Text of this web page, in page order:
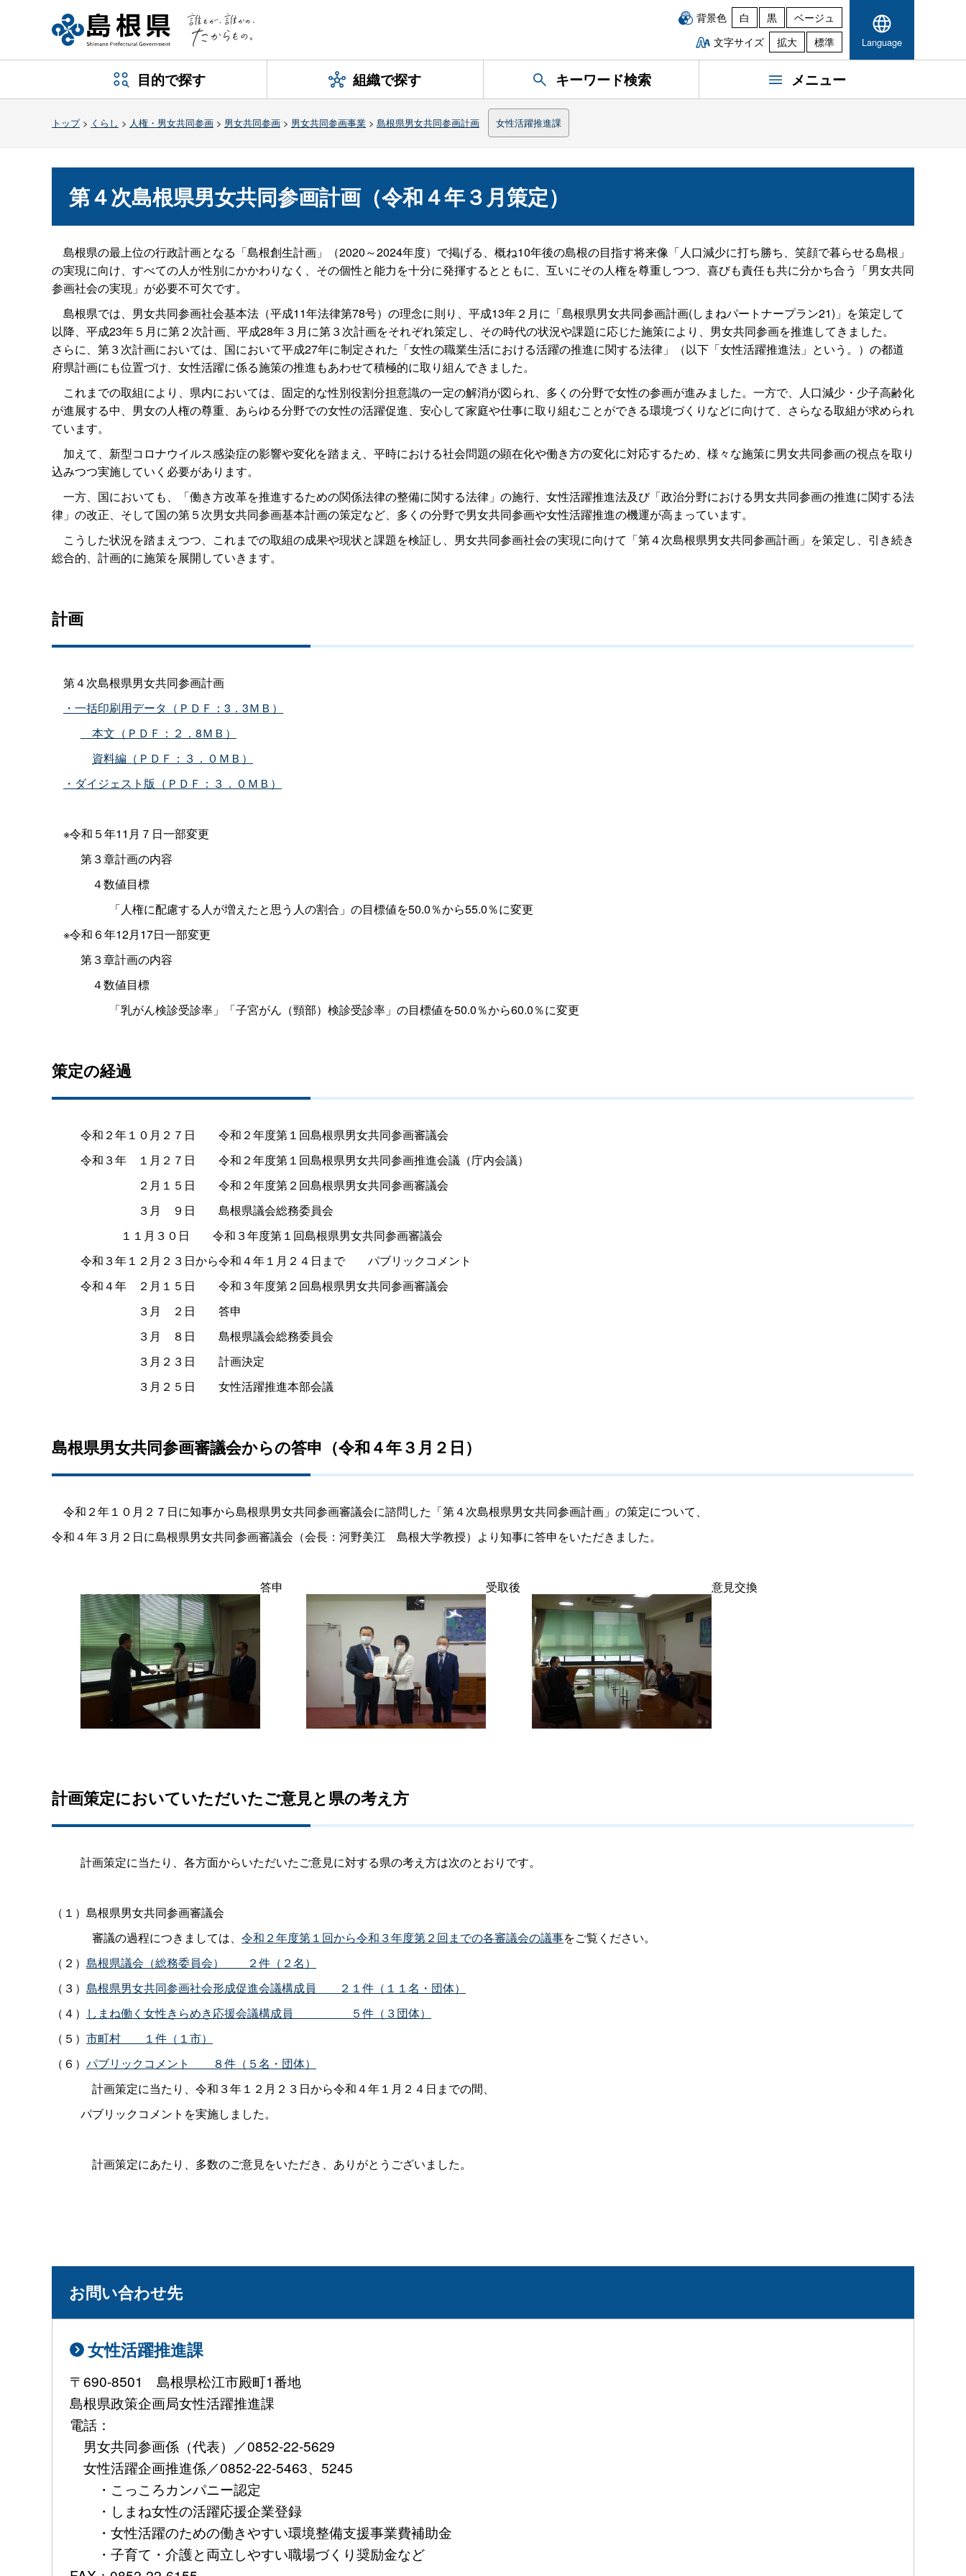
背景色 白 黒
ベージュ
文字サイズ
拡大 標準 Language
目的で探す 組織で探す キーワード検索 メニュー
トップ> くらし > 人権・男女共同参画 > 男女共同参画 > 男女共同参画事業 > 島根県男女共同参画計画 女性活躍推進課
第４次島根県男女共同参画計画（令和４年３月策定）
島根県の最上位の行政計画となる「島根創生計画」（2020～2024年度）で掲げる、概ね10年後の島根の目指す将来像「人口減少に打ち勝ち、笑顔で暮らせる島根」
の実現に向け、すべての人が性別にかかわりなく、その個性と能力を十分に発揮するとともに、互いにその人権を尊重しつつ、喜びも責任も共に分かち合う「男女共同
参画社会の実現」が必要不可欠です。
島根県では、男女共同参画社会基本法（平成11年法律第78号）の理念に則り、平成13年２月に「島根県男女共同参画計画(しまねパートナープラン21)」を策定して
以降、平成23年５月に第２次計画、平成28年３月に第３次計画をそれぞれ策定し、その時代の状況や課題に応じた施策により、男女共同参画を推進してきました。
さらに、第３次計画においては、国において平成27年に制定された「女性の職業生活における活躍の推進に関する法律」（以下「女性活躍推進法」という。）の都道
府県計画にも位置づけ、女性活躍に係る施策の推進もあわせて積極的に取り組んできました。
これまでの取組により、県内においては、固定的な性別役割分担意識の一定の解消が図られ、多くの分野で女性の参画が進みました。一方で、人口減少・少子高齢化
が進展する中、男女の人権の尊重、あらゆる分野での女性の活躍促進、安心して家庭や仕事に取り組むことができる環境づくりなどに向けて、さらなる取組が求められ
ています。
加えて、新型コロナウイルス感染症の影響や変化を踏まえ、平時における社会問題の顕在化や働き方の変化に対応するため、様々な施策に男女共同参画の視点を取り
込みつつ実施していく必要があります。
一方、国においても、「働き方改革を推進するための関係法律の整備に関する法律」の施行、女性活躍推進法及び「政治分野における男女共同参画の推進に関する法
律」の改正、そして国の第５次男女共同参画基本計画の策定など、多くの分野で男女共同参画や女性活躍推進の機運が高まっています。
こうした状況を踏まえつつ、これまでの取組の成果や現状と課題を検証し、男女共同参画社会の実現に向けて「第４次島根県男女共同参画計画」を策定し、引き続き
総合的、計画的に施策を展開していきます。
計画
第４次島根県男女共同参画計画
・一括印刷用データ（ＰＤＦ：3．3ＭＢ）
本文（ＰＤＦ：２．8ＭＢ）
資料編（ＰＤＦ：３．０ＭＢ）
・ダイジェスト版（ＰＤＦ：３．０ＭＢ）
※令和５年11月７日一部変更
第３章計画の内容
４数値目標
「人権に配慮する人が増えたと思う人の割合」の目標値を50.0％から55.0％に変更
※令和６年12月17日一部変更
第３章計画の内容
４数値目標
「乳がん検診受診率」「子宮がん（頸部）検診受診率」の目標値を50.0％から60.0％に変更
策定の経過
令和２年１０月２７ 日 令和２年度第１回島根県男女共同参画審議会
令和３年 １月２７ 日 令和２年度第１回島根県男女共同参画推進会議（庁内会議）
２月１５ 日 令和２年度第２回島根県男女共同参画審議会
３ 月 ９ 日 島根県議会総務委員会
１１月３０ 日 令和３年度第１回島根県男女共同参画審議会
令和３年１２月２３日から令和４年１月２４日ま で パブリックコメント
令和４年 ２月１５ 日 令和３年度第２回島根県男女共同参画審議会
３ 月 ２ 日 答申
３ 月 ８ 日 島根県議会総務委員会
３月２３ 日 計画決定
３月２５ 日 女性活躍推進本部会議
島根県男女共同参画審議会からの答申（令和４年３月２日）
令和２年１０月２７日に知事から島根県男女共同参画審議会に諮問した「第４次島根県男女共同参画計画」の策定について、
令和４年３月２日に島根県男女共同参画審議会（会長：河野美江 島根大学教授）より知事に答申をいただきました。
答申 受取後 意見交換
計画策定においていただいたご意見と県の考え方
計画策定に当たり、各方面からいただいたご意見に対する県の考え方は次のとおりです。
（１）島根県男女共同参画審議会
審議の過程につきましては、 令和２年度第１回から令和３年度第２回までの各審議会の議事をご覧ください。
（２） 島根県議会（総務委員会）
２件（２名）
（３） 島根県男女共同参画社会形成促進会議構成員
２１件（１１名・団体）
（４） しまね働く女性きらめき応援会議構成員
５件（３団体）
（５） 市町村
１件（１市）
（６） パブリックコメン ト
８件（５名・団体）
計画策定に当たり、令和３年１２月２３日から令和４年１月２４日までの間、
パブリックコメントを実施しました。
計画策定にあたり、多数のご意見をいただき、ありがとうございました。
お問い合わせ先
女性活躍推進課
〒690-8501 島根県松江市殿町1番地
島根県政策企画局女性活躍推進課
電話：
男女共同参画係（代表）／0852-22-5629
女性活躍企画推進係／0852-22-5463、5245
・こっころカンパニー認定
・しまね女性の活躍応援企業登録
・女性活躍のための働きやすい環境整備支援事業費補助金
・子育て・介護と両立しやすい職場づくり奨励金など